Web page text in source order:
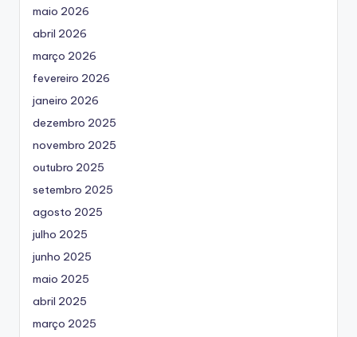
maio 2026
abril 2026
março 2026
fevereiro 2026
janeiro 2026
dezembro 2025
novembro 2025
outubro 2025
setembro 2025
agosto 2025
julho 2025
junho 2025
maio 2025
abril 2025
março 2025